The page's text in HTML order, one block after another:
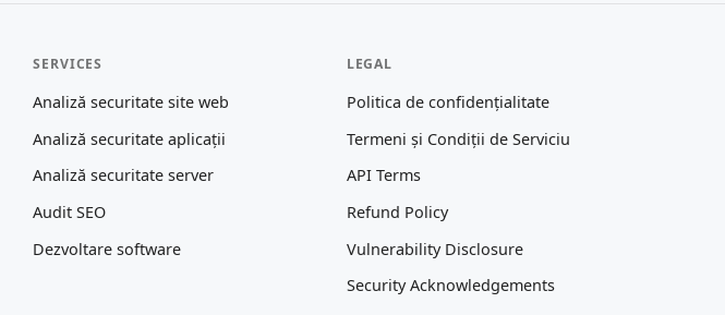
SERVICES
Analiză securitate site web
Analiză securitate aplicații
Analiză securitate server
Audit SEO
Dezvoltare software
LEGAL
Politica de confidențialitate
Termeni și Condiții de Serviciu
API Terms
Refund Policy
Vulnerability Disclosure
Security Acknowledgements